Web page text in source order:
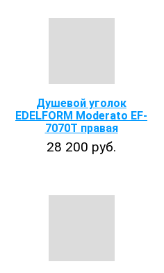
Душевой уголок
EDELFORM Moderato EF-
7070T правая
28 200 руб.